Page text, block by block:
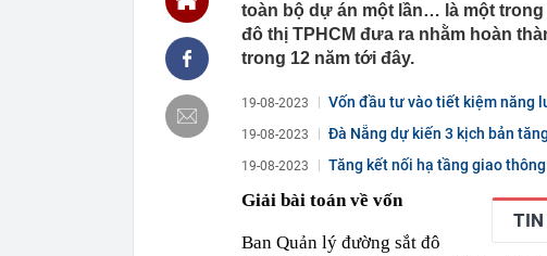
08:02
'Nóng' chất vấn sai
08:00
Có gì đặc biệt tại tòa
Sunshine tại khu Nam
07:58
Giá vàng ngày 6/8 tại
Phú Quý,...
07:58
Tỉnh được "ông lớn"
bay 5 sao top 10 thế
gần 7 tỷ USD
07:55
Từ tháng 9, đặc khu
phổ cập thứ tiếng 1,5
07:54
Phát hiện 3 loại cá
toàn bộ dự án một lần… là một
đô thị TPHCM đưa ra nhằm hoàn
trong 12 năm tới đây.
19-08-2023 Vốn đầu tư vào tiết kiệm năng
19-08-2023 Đà Nẵng dự kiến 3 kịch bản
19-08-2023 Tăng kết nối hạ tầng giao
TIN
Giải bài toán về vốn
Ban Quản lý đường sắt đô